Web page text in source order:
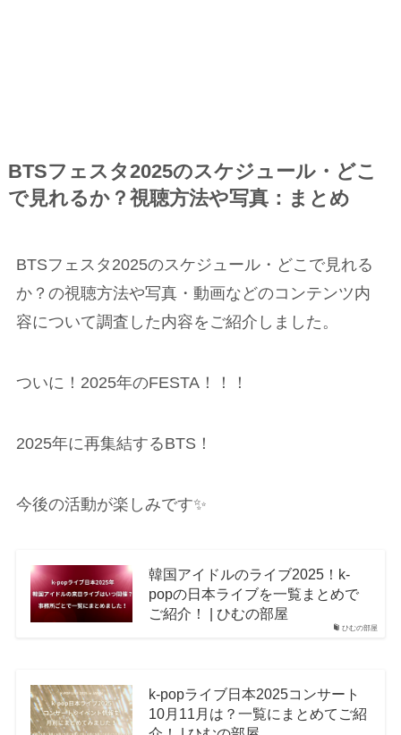
BTSフェスタ2025のスケジュール・どこ
で見れるか？視聴方法や写真：まとめ
BTSフェスタ2025のスケジュール・どこで見れる
か？の視聴方法や写真・動画などのコンテンツ内
容について調査した内容をご紹介しました。
ついに！2025年のFESTA！！！
2025年に再集結するBTS！
今後の活動が楽しみです✨
ひむの部屋
韓国アイドルのライブ2025！k-
popの日本ライブを一覧まとめで
ご紹介！ | ひむの部屋
k-popライブ日本2025コンサート
10月11月は？一覧にまとめてご紹